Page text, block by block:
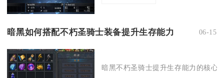
暗黑如何搭配不朽圣骑士装备提升生存能力 06-15
暗黑不朽圣骑士提升生存能力的核心